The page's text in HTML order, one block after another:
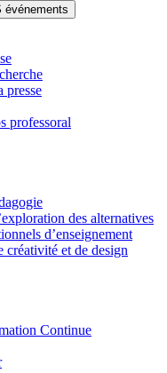
événements
presse
professoral
des alternatives
d’enseignement
et de design
Continue